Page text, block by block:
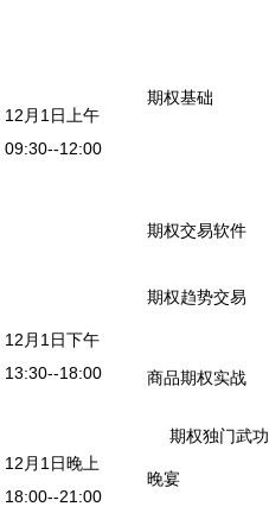
12月1日上午
09:30--12:00
期权基础
期权交易软件
12月1日下午
13:30--18:00
期权趋势交易
商品期权实战
期权独门武功
12月1日晚上
18:00--21:00
晚宴